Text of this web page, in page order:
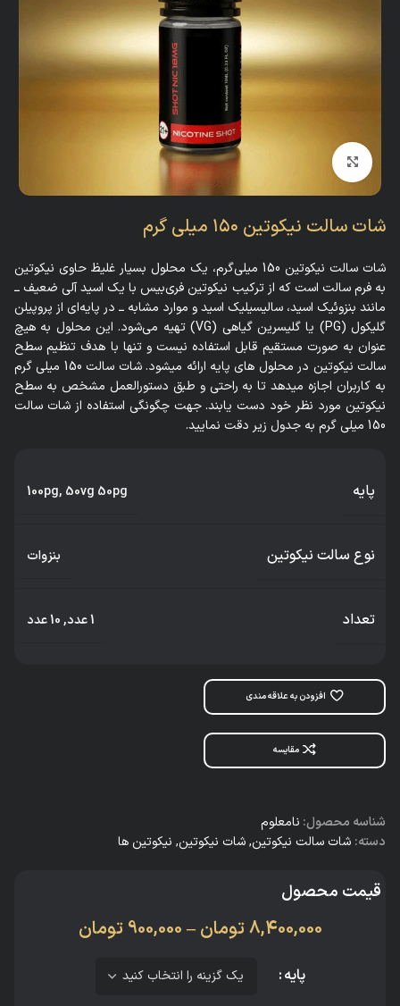
بزرگنمایی تصویر
شات سالت نیکوتین ۱۵۰ میلی گرم
شات سالت نیکوتین 150 میلی‌گرم، یک محلول بسیار غلیظ حاوی نیکوتین
به فرم سالت است که از ترکیب نیکوتین فری‌بیس با یک اسید آلی ضعیف ــ
مانند بنزوئیک اسید، سالیسیلیک اسید و موارد مشابه ــ در پایه‌ای از پروپیلن
گلیکول (PG) یا گلیسرین گیاهی (VG) تهیه می‌شود. این محلول به هیچ
عنوان به صورت مستقیم قابل استفاده نیست و تنها با هدف تنظیم سطح
سالت نیکوتین در محلول های پایه ارائه میشود. شات سالت 150 میلی گرم
به کاربران اجازه میدهد تا به راحتی و طبق دستورالعمل مشخص به سطح
نیکوتین مورد نظر خود دست یابند. جهت چگونگی استفاده از شات سالت
150 میلی گرم به جدول زیر دقت نمایید.
پایه 100pg, 50vg 50pg
نوع سالت نیکوتین بنزوات
تعداد 1 عدد ,10 عدد
افزودن به علاقه مندی
مقایسه
شناسه محصول: نامعلوم
دسته: شات سالت نیکوتین,شات نیکوتین, نیکوتین ها
قیمت محصول
8,400,000تومان –
900,000 تومان
پایه